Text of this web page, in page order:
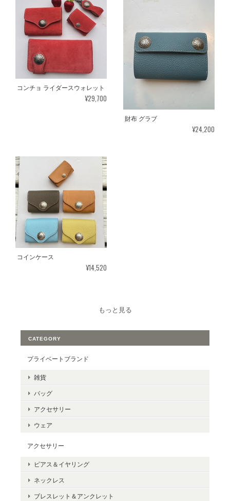
コンチョ ライダースウォレット
¥29,700
財布 グラブ
¥24,200
コインケース
¥14,520
もっと見る
CATEGORY
プライベートブランド
雑貨
バッグ
アクセサリー
ウェア
アクセサリー
ピアス＆イヤリング
ネックレス
ブレスレット＆アンクレット